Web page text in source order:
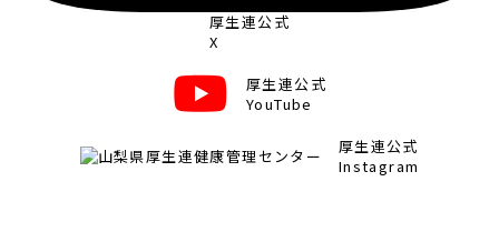
厚生連公式
X
厚生連公式
YouTube
厚生連公式
Instagram